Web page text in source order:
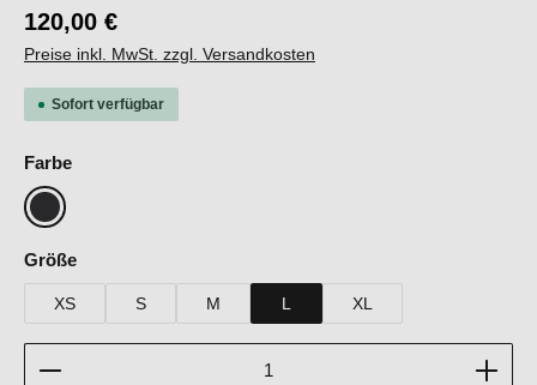
120,00 €
Preise inkl. MwSt. zzgl. Versandkosten
Sofort verfügbar
Farbeauswählen
Jet Black
Größeauswählen
XS S M L XL
Produkt Anzahl: Gib den gewünschten Wert ein